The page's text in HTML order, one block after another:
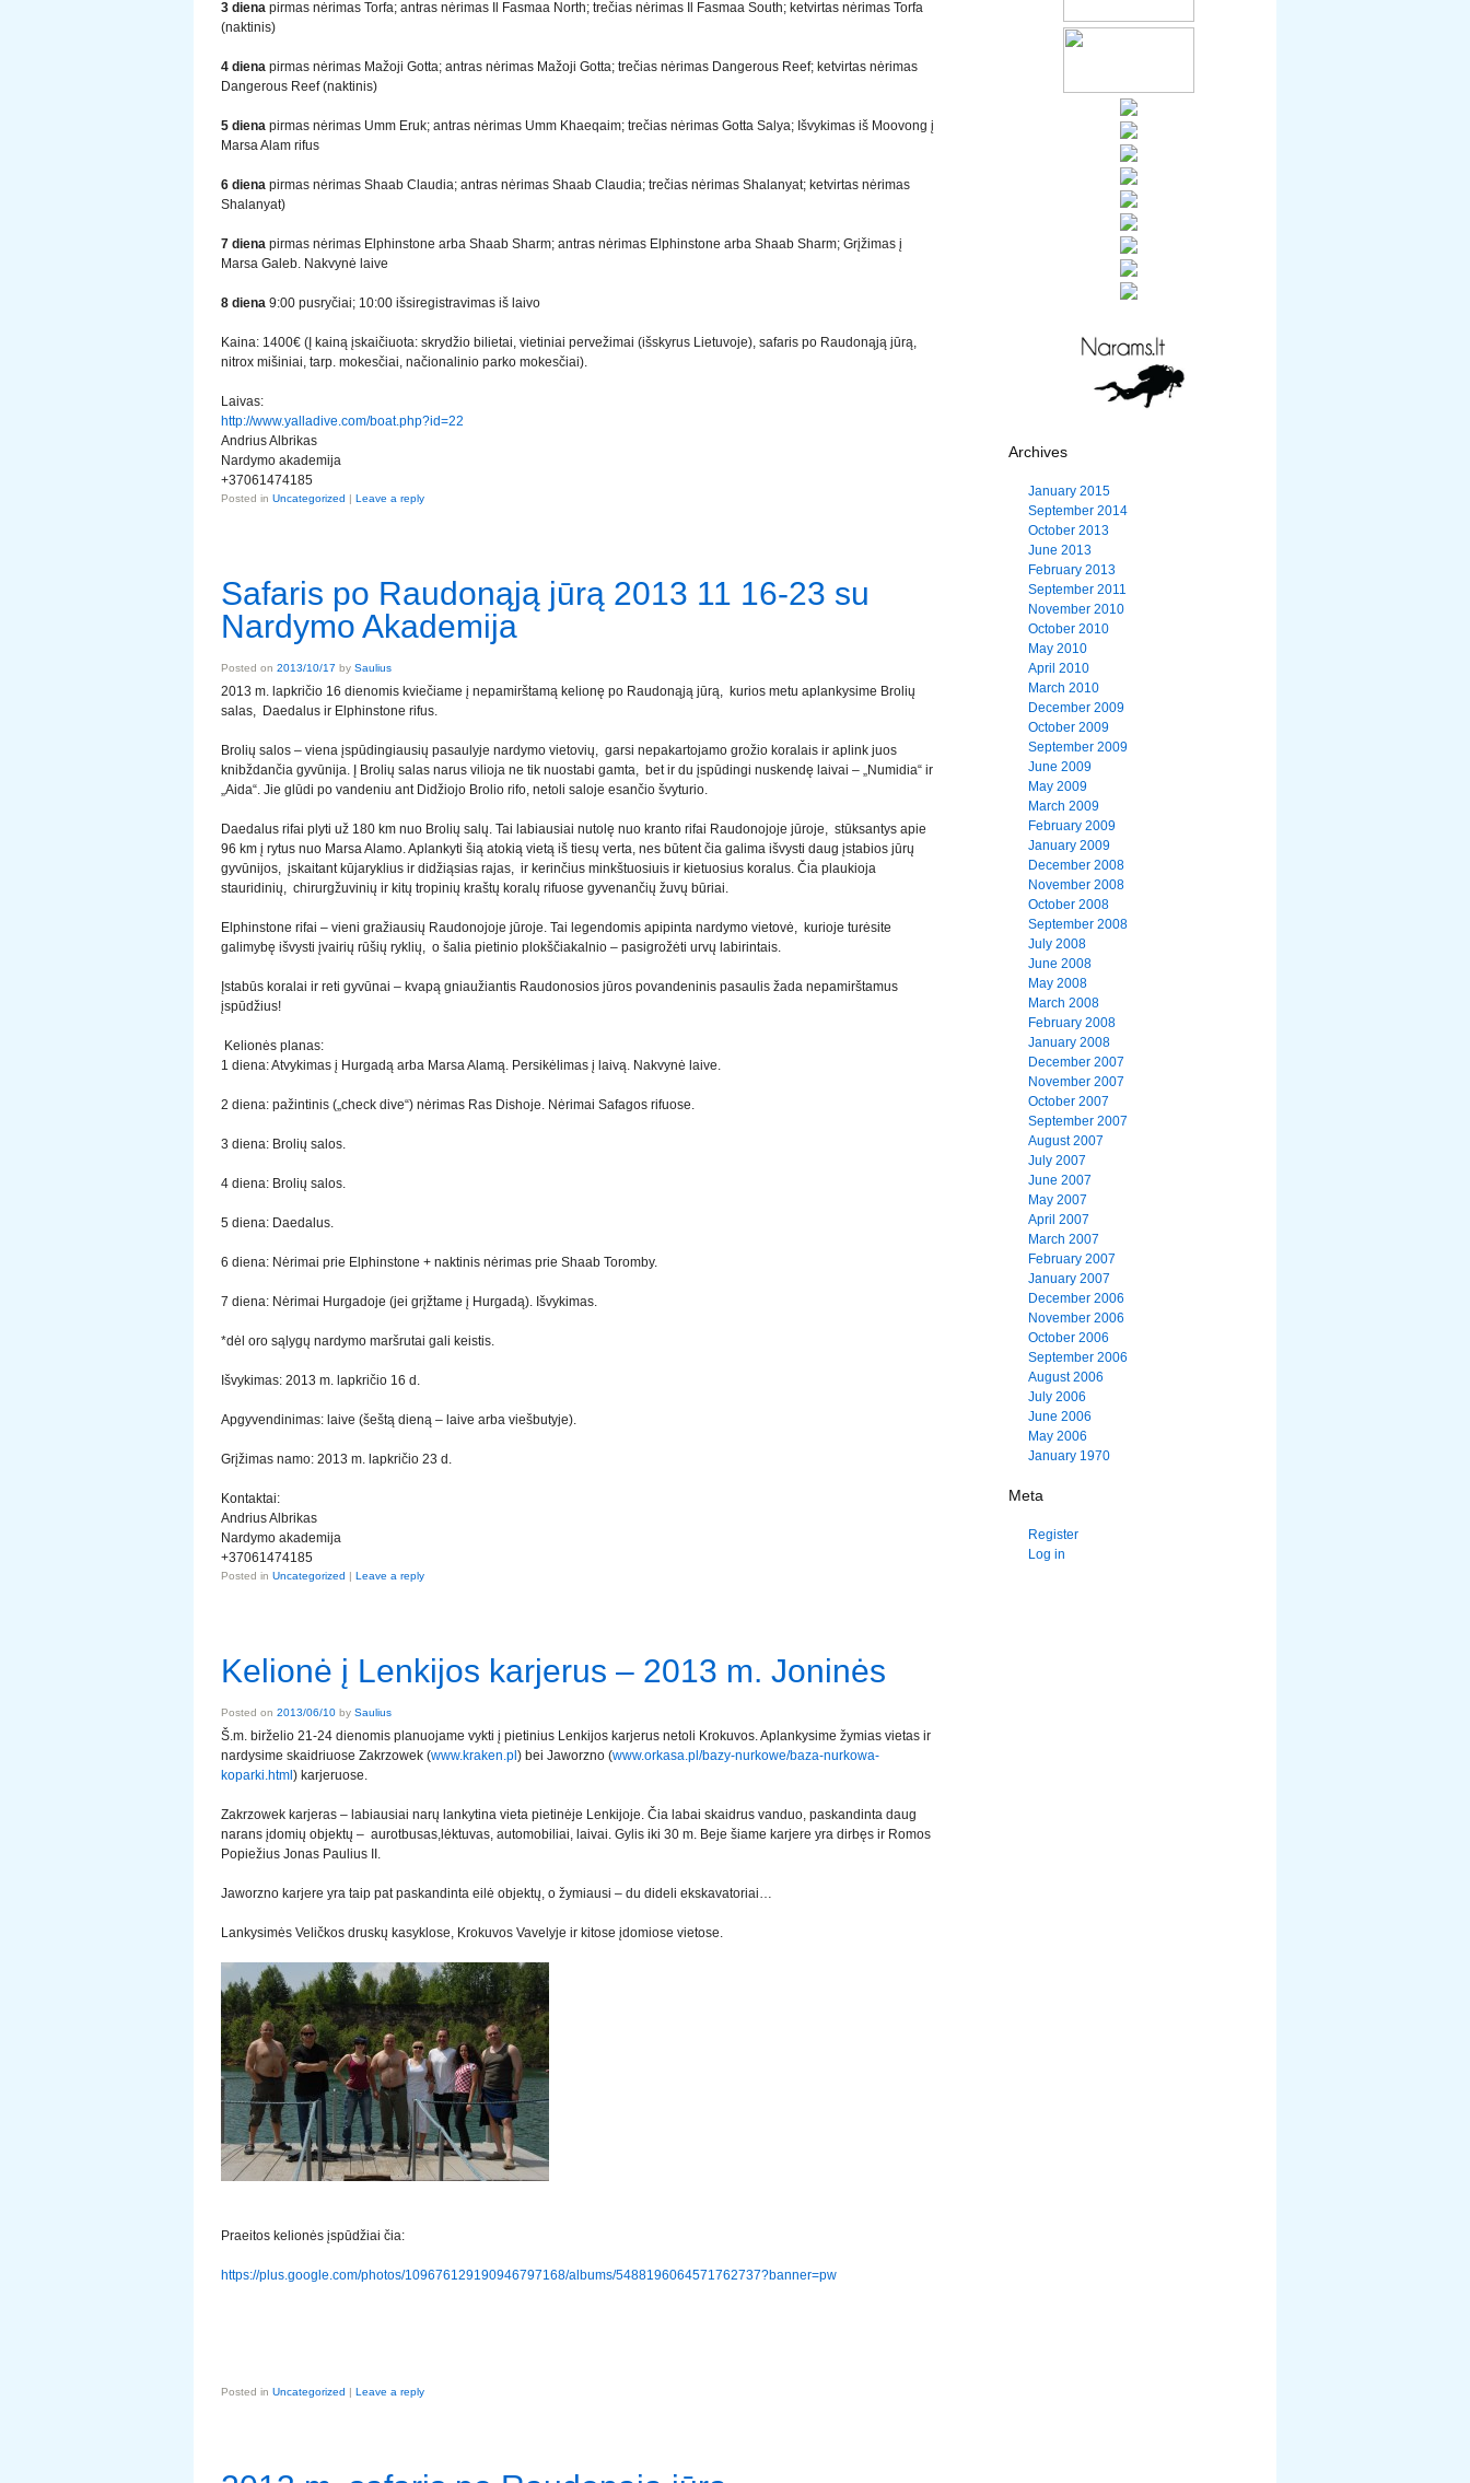
3 diena pirmas nėrimas Torfa; antras nėrimas Il Fasmaa North; trečias nėrimas Il Fasmaa South; ketvirtas nėrimas Torfa
(naktinis)
4 diena pirmas nėrimas Mažoji Gotta; antras nėrimas Mažoji Gotta; trečias nėrimas Dangerous Reef; ketvirtas nėrimas
Dangerous Reef (naktinis)
5 diena pirmas nėrimas Umm Eruk; antras nėrimas Umm Khaeqaim; trečias nėrimas Gotta Salya; Išvykimas iš Moovong į
Marsa Alam rifus
6 diena pirmas nėrimas Shaab Claudia; antras nėrimas Shaab Claudia; trečias nėrimas Shalanyat; ketvirtas nėrimas
Shalanyat)
7 diena pirmas nėrimas Elphinstone arba Shaab Sharm; antras nėrimas Elphinstone arba Shaab Sharm; Grįžimas į
Marsa Galeb. Nakvynė laive
8 diena 9:00 pusryčiai; 10:00 išsiregistravimas iš laivo
Kaina: 1400€ (Į kainą įskaičiuota: skrydžio bilietai, vietiniai pervežimai (išskyrus Lietuvoje), safaris po Raudonąją jūrą,
nitrox mišiniai, tarp. mokesčiai, načionalinio parko mokesčiai).
Laivas:
http://www.yalladive.com/boat.php?id=22
Andrius Albrikas
Nardymo akademija
+37061474185
Posted in Uncategorized | Leave a reply
Safaris po Raudonąją jūrą 2013 11 16-23 su
Nardymo Akademija
Posted on 2013/10/17 by Saulius
2013 m. lapkričio 16 dienomis kviečiame į nepamirštamą kelionę po Raudonąją jūrą, kurios metu aplankysime Brolių
salas, Daedalus ir Elphinstone rifus.
Brolių salos – viena įspūdingiausių pasaulyje nardymo vietovių, garsi nepakartojamo grožio koralais ir aplink juos
knibždančia gyvūnija. Į Brolių salas narus vilioja ne tik nuostabi gamta, bet ir du įspūdingi nuskendę laivai – „Numidia“ ir
„Aida“. Jie glūdi po vandeniu ant Didžiojo Brolio rifo, netoli saloje esančio švyturio.
Daedalus rifai plyti už 180 km nuo Brolių salų. Tai labiausiai nutolę nuo kranto rifai Raudonojoje jūroje, stūksantys apie
96 km į rytus nuo Marsa Alamo. Aplankyti šią atokią vietą iš tiesų verta, nes būtent čia galima išvysti daug įstabios jūrų
gyvūnijos, įskaitant kūjaryklius ir didžiąsias rajas, ir kerinčius minkštuosiuis ir kietuosius koralus. Čia plaukioja
stauridinių, chirurgžuvinių ir kitų tropinių kraštų koralų rifuose gyvenančių žuvų būriai.
Elphinstone rifai – vieni gražiausių Raudonojoje jūroje. Tai legendomis apipinta nardymo vietovė, kurioje turėsite
galimybę išvysti įvairių rūšių ryklių, o šalia pietinio plokščiakalnio – pasigrožėti urvų labirintais.
Įstabūs koralai ir reti gyvūnai – kvapą gniaužiantis Raudonosios jūros povandeninis pasaulis žada nepamirštamus
įspūdžius!
Kelionės planas:
1 diena: Atvykimas į Hurgadą arba Marsa Alamą. Persikėlimas į laivą. Nakvynė laive.
2 diena: pažintinis („check dive“) nėrimas Ras Dishoje. Nėrimai Safagos rifuose.
3 diena: Brolių salos.
4 diena: Brolių salos.
5 diena: Daedalus.
6 diena: Nėrimai prie Elphinstone + naktinis nėrimas prie Shaab Toromby.
7 diena: Nėrimai Hurgadoje (jei grįžtame į Hurgadą). Išvykimas.
*dėl oro sąlygų nardymo maršrutai gali keistis.
Išvykimas: 2013 m. lapkričio 16 d.
Apgyvendinimas: laive (šeštą dieną – laive arba viešbutyje).
Grįžimas namo: 2013 m. lapkričio 23 d.
Kontaktai:
Andrius Albrikas
Nardymo akademija
+37061474185
Posted in Uncategorized | Leave a reply
Kelionė į Lenkijos karjerus – 2013 m. Joninės
Posted on 2013/06/10 by Saulius
Š.m. birželio 21-24 dienomis planuojame vykti į pietinius Lenkijos karjerus netoli Krokuvos. Aplankysime žymias vietas ir
nardysime skaidriuose Zakrzowek (www.kraken.pl ) bei Jaworzno (www.orkasa.pl/bazy-nurkowe/baza-nurkowa-
koparki.html ) karjeruose.
Zakrzowek karjeras – labiausiai narų lankytina vieta pietinėje Lenkijoje. Čia labai skaidrus vanduo, paskandinta daug
narans įdomių objektų – aurotbusas,lėktuvas, automobiliai, laivai. Gylis iki 30 m. Beje šiame karjere yra dirbęs ir Romos
Popiežius Jonas Paulius II.
Jaworzno karjere yra taip pat paskandinta eilė objektų, o žymiausi – du dideli ekskavatoriai…
Lankysimės Veličkos druskų kasyklose, Krokuvos Vavelyje ir kitose įdomiose vietose.
Praeitos kelionės įspūdžiai čia:
https://plus.google.com/photos/109676129190946797168/albums/5488196064571762737?banner=pw
Posted in Uncategorized | Leave a reply
Archives
January 2015
September 2014
October 2013
June 2013
February 2013
September 2011
November 2010
October 2010
May 2010
April 2010
March 2010
December 2009
October 2009
September 2009
June 2009
May 2009
March 2009
February 2009
January 2009
December 2008
November 2008
October 2008
September 2008
July 2008
June 2008
May 2008
March 2008
February 2008
January 2008
December 2007
November 2007
October 2007
September 2007
August 2007
July 2007
June 2007
May 2007
April 2007
March 2007
February 2007
January 2007
December 2006
November 2006
October 2006
September 2006
August 2006
July 2006
June 2006
May 2006
January 1970
Meta
Register
Log in